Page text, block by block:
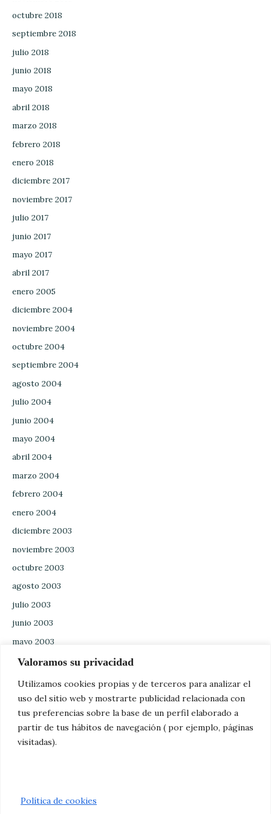
Valoramos su privacidad
Utilizamos cookies propias y de terceros para analizar el
uso del sitio web y mostrarte publicidad relacionada con
tus preferencias sobre la base de un perfil elaborado a
partir de tus hábitos de navegación ( por ejemplo, páginas
visitadas).
Política de cookies
octubre 2018
septiembre 2018
julio 2018
junio 2018
mayo 2018
abril 2018
marzo 2018
febrero 2018
enero 2018
diciembre 2017
noviembre 2017
julio 2017
junio 2017
mayo 2017
abril 2017
enero 2005
diciembre 2004
noviembre 2004
octubre 2004
septiembre 2004
agosto 2004
julio 2004
junio 2004
mayo 2004
abril 2004
marzo 2004
febrero 2004
enero 2004
diciembre 2003
noviembre 2003
octubre 2003
agosto 2003
julio 2003
junio 2003
mayo 2003
abril 2003
febrero 2003
enero 2003
diciembre 2002